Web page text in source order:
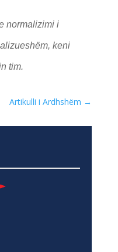
normalizimi i
keni
tim.
Artikulli i Ardhshëm →